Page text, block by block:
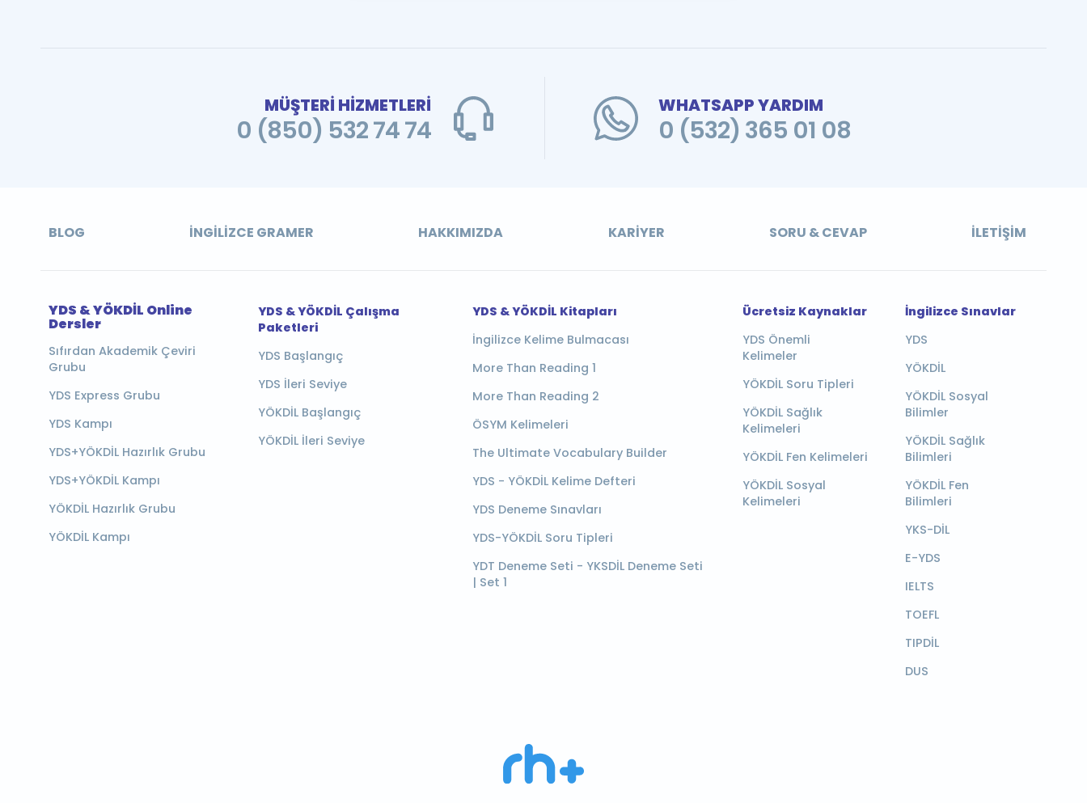
MÜŞTERİ HİZMETLERİ
0 (850) 532 74 74
WHATSAPP YARDIM
0 (532) 365 01 08
BLOG İNGILIZCE GRAMER HAKKIMIZDA KARIYER SORU & CEVAP İLETIŞIM
YDS & YÖKDİL Online
Dersler
Sıfırdan Akademik Çeviri
Grubu
YDS Express Grubu
YDS Kampı
YDS+YÖKDİL Hazırlık Grubu
YDS+YÖKDİL Kampı
YÖKDİL Hazırlık Grubu
YÖKDİL Kampı
YDS & YÖKDİL Çalışma
Paketleri
YDS Başlangıç
YDS İleri Seviye
YÖKDİL Başlangıç
YÖKDİL İleri Seviye
YDS & YÖKDİL Kitapları
İngilizce Kelime Bulmacası
More Than Reading 1
More Than Reading 2
ÖSYM Kelimeleri
The Ultimate Vocabulary Builder
YDS - YÖKDİL Kelime Defteri
YDS Deneme Sınavları
YDS-YÖKDİL Soru Tipleri
YDT Deneme Seti - YKSDİL Deneme Seti
| Set 1
Ücretsiz Kaynaklar
YDS Önemli
Kelimeler
YÖKDİL Soru Tipleri
YÖKDİL Sağlık
Kelimeleri
YÖKDİL Fen Kelimeleri
YÖKDİL Sosyal
Kelimeleri
İngilizce Sınavlar
YDS
YÖKDİL
YÖKDİL Sosyal
Bilimler
YÖKDİL Sağlık
Bilimleri
YÖKDİL Fen
Bilimleri
YKS-DİL
E-YDS
IELTS
TOEFL
TIPDİL
DUS